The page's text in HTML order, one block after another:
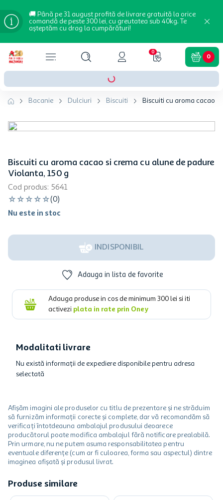
🚚 Până pe 31 august profită de livrare gratuită la orice
comandă de peste 300 lei, cu greutatea sub 40kg. Te
așteptăm cu drag la cumpărături!
0
0
Bacanie Dulciuri Biscuiti Biscuiti cu aroma cacao
Biscuiti cu aroma cacao si crema cu alune de padure
Violanta, 150 g
Cod produs: 5641
☆ ☆ ☆ ☆ ☆(0)
Nu este in stoc
INDISPONIBIL
Adauga in lista de favorite
Adauga produse in cos de minimum 300 lei si iti
activezi plata in rate prin Oney
Modalitati livrare
Nu există informații de expediere disponibile pentru adresa
selectată
Afișăm imagini ale produselor cu titlu de prezentare și ne străduim
să furnizăm informații corecte și complete, dar vă recomandăm să
verificați întotdeauna ambalajul produsului deoarece
producătorul poate modifica ambalajul fără notificare prealabilă.
Prin urmare, nu ne putem asuma responsabilitatea pentru
eventuale diferențe (cum ar fi culoarea, forma sau aspectul) dintre
imaginea afișată și produsul livrat.
Produse similare